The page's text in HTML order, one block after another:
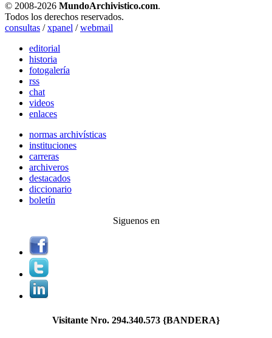
© 2008-2026 MundoArchivistico.com.
Todos los derechos reservados.
consultas /xpanel /webmail
editorial
historia
fotogalería
rss
chat
videos
enlaces
normas archivísticas
instituciones
carreras
archiveros
destacados
diccionario
boletín
Siguenos en
Visitante Nro. 294.340.573 {BANDERA}